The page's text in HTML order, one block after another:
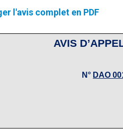
l'avis complet en PDF
AVIS
N° DAO